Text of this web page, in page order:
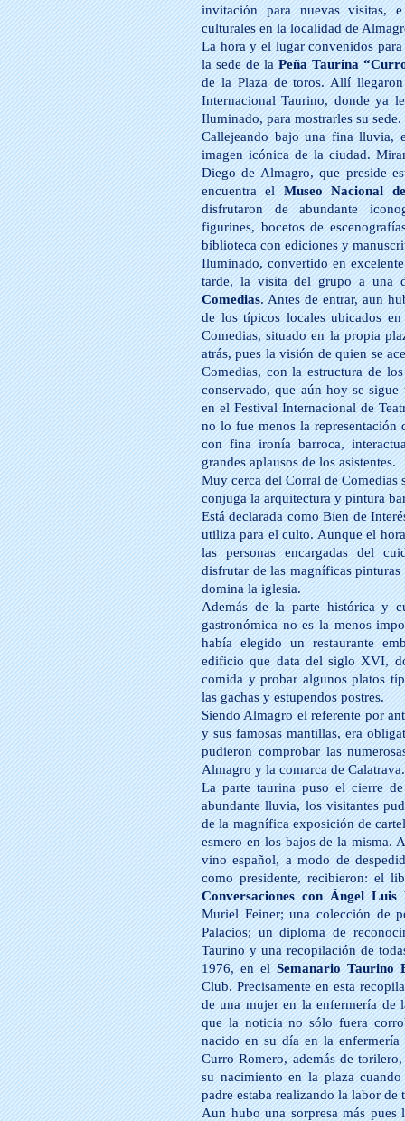
invitación para nuevas visitas,
culturales en la localidad de
La hora y el lugar convenidos
la sede de laPeña Taurina
de la Plaza de toros. Allí
Internacional Taurino, donde ya
Iluminado, para mostrarles su sede.
Callejeando bajo una fina lluvia,
imagen icónica de la ciudad.
Diego de Almagro, que preside
encuentra elMuseo Nacional
disfrutaron de abundante
figurines, bocetos de
biblioteca con ediciones y
Iluminado, convertido en
tarde, la visita del grupo a
Comedias. Antes de entrar, aun
de los típicos locales ubicados
Comedias, situado en la propia
atrás, pues la visión de quien se
Comedias, con la estructura de
conservado, que aún hoy se
en el Festival Internacional de
no lo fue menos la representación
con fina ironía barroca,
grandes aplausos de los asistentes.
Muy cerca del Corral de Comedias
conjuga la arquitectura y pintura
Está declarada como Bien de
utiliza para el culto. Aunque el
las personas encargadas del
disfrutar de las magníficas
domina la iglesia.
Además de la parte histórica y
gastronómica no es la menos
había elegido un restaurante
edificio que data del siglo XVI,
comida y probar algunos platos
las gachas y estupendos postres.
Siendo Almagro el referente por
y sus famosas mantillas, era
pudieron comprobar las
Almagro y la comarca de Calatrava.
La parte taurina puso el cierre
abundante lluvia, los visitantes
de la magnífica exposición de
esmero en los bajos de la misma.
vino español, a modo de
como presidente, recibieron: el
Conversaciones con Ángel Luis
Muriel Feiner; una colección de
Palacios; un diploma de
Taurino y una recopilación de
1976, en elSemanario Taurino
Club. Precisamente en esta
de una mujer en la enfermería de
que la noticia no sólo fuera
nacido en su día en la
Curro Romero, además de
su nacimiento en la plaza
padre estaba realizando la labor de
Aun hubo una sorpresa más